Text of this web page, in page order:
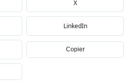
X
LinkedIn
Copier